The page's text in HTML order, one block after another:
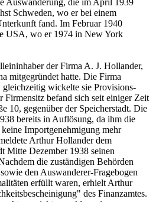
Auswanderung, die im April 1939
Schweden, wo er bei einem
fand. Im Februar 1940
USA, wo er 1974 in New York
der Firma A. J. Hollander,
mitgegründet hatte. Die Firma
wickelte sie Provisions-
Firmensitz befand sich seit einiger Zeit
10, gegenüber der Speicherstadt. Die
bereits in Auflösung, da ihm die
Importgenehmigung mehr
Arthur Hollander dem
Mitte Dezember 1938 seinen
die zuständigen Behörden
den Auswanderer-Fragebogen
erfüllt waren, erhielt Arthur
des Finanzamtes.